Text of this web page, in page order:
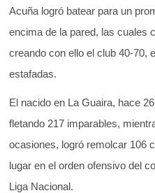
Acuña logró batear para un
encima de la pared, las cuales
creando con ello el club 40-70,
estafadas.
El nacido en La Guaira, hace
fletando 217 imparables,
ocasiones, logró remolcar 106
lugar en el orden ofensivo del
Liga Nacional.